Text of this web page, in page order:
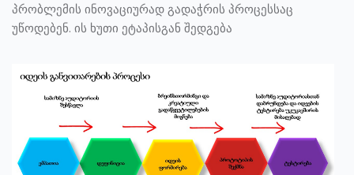
პრობლემის ინოვაციურად გადაჭრის პროცესსაც
უწოდებენ. ის ხუთი ეტაპისგან შედგება